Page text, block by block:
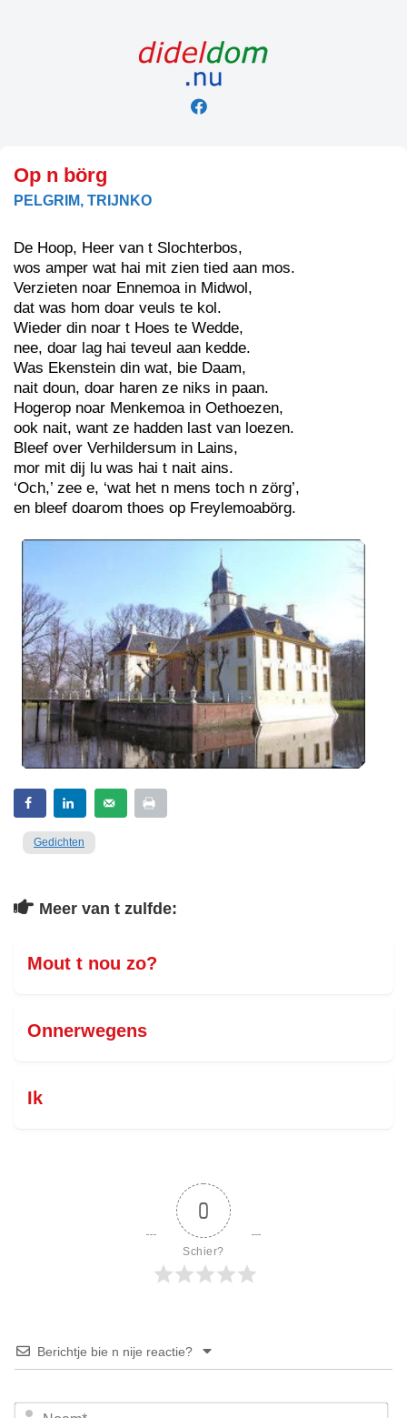
Op n börg
PELGRIM, TRIJNKO
De Hoop, Heer van t Slochterbos,
wos amper wat hai mit zien tied aan mos.
Verzieten noar Ennemoa in Midwol,
dat was hom doar veuls te kol.
Wieder din noar t Hoes te Wedde,
nee, doar lag hai teveul aan kedde.
Was Ekenstein din wat, bie Daam,
nait doun, doar haren ze niks in paan.
Hogerop noar Menkemoa in Oethoezen,
ook nait, want ze hadden last van loezen.
Bleef over Verhildersum in Lains,
mor mit dij lu was hai t nait ains.
‘Och,’ zee e, ‘wat het n mens toch n zörg’,
en bleef doarom thoes op Freylemoabörg.
Gedichten
Meer van t zulfde:
Mout t nou zo?
Onnerwegens
Ik
0
Schier?
Berichtje bie n nije reactie?